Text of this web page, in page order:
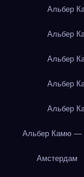
Альбер
Альбер
Альбер
Альбер
Альбер
Альбер Камю —
Амстердам